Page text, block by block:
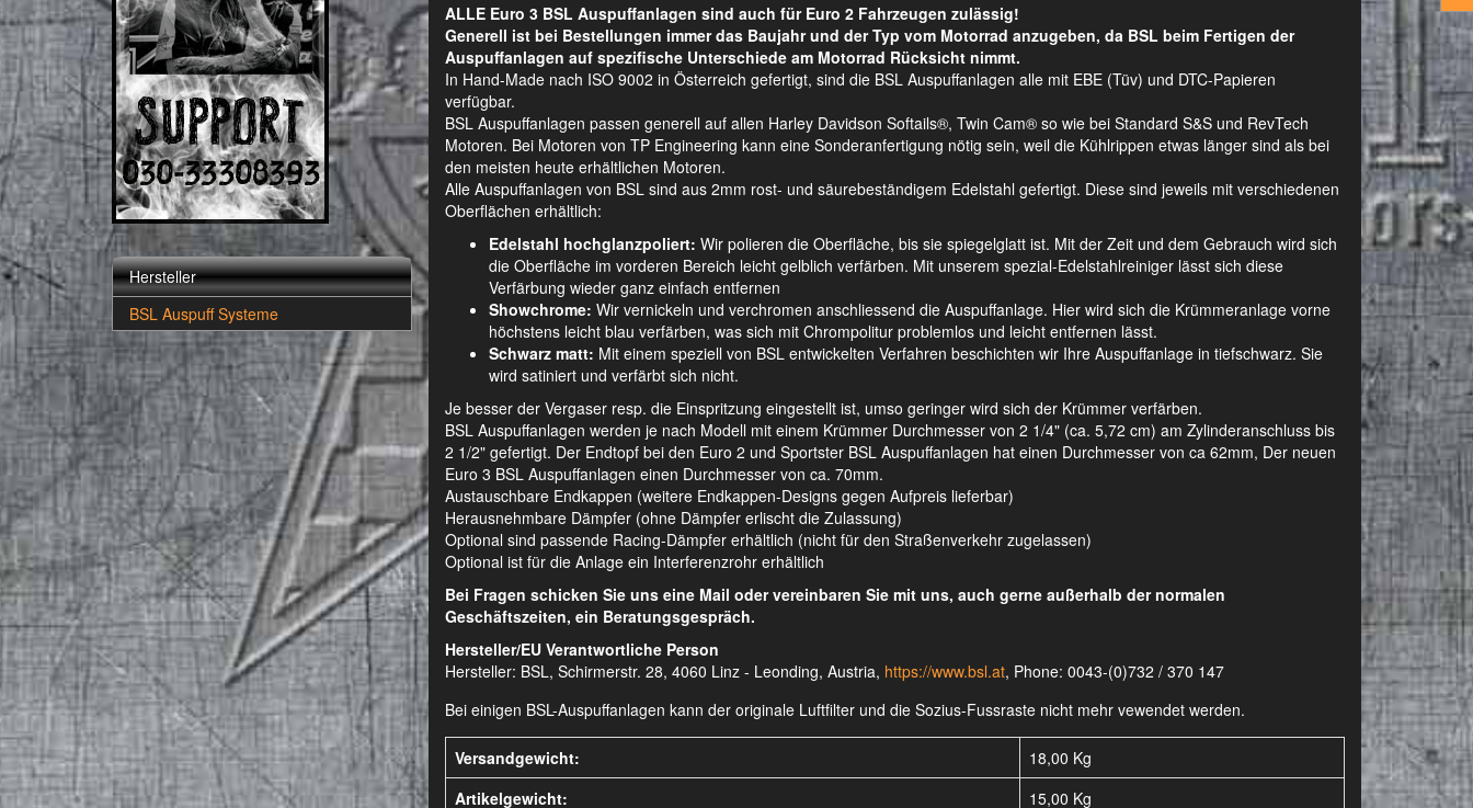
ALLE Euro 3 BSL Auspuffanlagen sind auch für Euro 2 Fahrzeugen zulässig!
Generell ist bei Bestellungen immer das Baujahr und der Typ vom Motorrad anzugeben, da BSL beim Fertigen der
Auspuffanlagen auf spezifische Unterschiede am Motorrad Rücksicht nimmt.
In Hand-Made nach ISO 9002 in Österreich gefertigt, sind die BSL Auspuffanlagen alle mit EBE (Tüv) und DTC-Papieren
verfügbar.
BSL Auspuffanlagen passen generell auf allen Harley Davidson Softails®, Twin Cam® so wie bei Standard S&S und RevTech
Motoren. Bei Motoren von TP Engineering kann eine Sonderanfertigung nötig sein, weil die Kühlrippen etwas länger sind als bei
den meisten heute erhältlichen Motoren.
Alle Auspuffanlagen von BSL sind aus 2mm rost- und säurebeständigem Edelstahl gefertigt. Diese sind jeweils mit verschiedenen
Oberflächen erhältlich:
Edelstahl hochglanzpoliert: Wir polieren die Oberfläche, bis sie spiegelglatt ist. Mit der Zeit und dem Gebrauch wird sich
die Oberfläche im vorderen Bereich leicht gelblich verfärben. Mit unserem spezial-Edelstahlreiniger lässt sich diese
Verfärbung wieder ganz einfach entfernen
Showchrome: Wir vernickeln und verchromen anschliessend die Auspuffanlage. Hier wird sich die Krümmeranlage vorne
höchstens leicht blau verfärben, was sich mit Chrompolitur problemlos und leicht entfernen lässt.
Schwarz matt: Mit einem speziell von BSL entwickelten Verfahren beschichten wir Ihre Auspuffanlage in tiefschwarz. Sie
wird satiniert und verfärbt sich nicht.
Je besser der Vergaser resp. die Einspritzung eingestellt ist, umso geringer wird sich der Krümmer verfärben.
BSL Auspuffanlagen werden je nach Modell mit einem Krümmer Durchmesser von 2 1/4" (ca. 5,72 cm) am Zylinderanschluss bis
2 1/2" gefertigt. Der Endtopf bei den Euro 2 und Sportster BSL Auspuffanlagen hat einen Durchmesser von ca 62mm, Der neuen
Euro 3 BSL Auspuffanlagen einen Durchmesser von ca. 70mm.
Austauschbare Endkappen (weitere Endkappen-Designs gegen Aufpreis lieferbar)
Herausnehmbare Dämpfer (ohne Dämpfer erlischt die Zulassung)
Optional sind passende Racing-Dämpfer erhältlich (nicht für den Straßenverkehr zugelassen)
Optional ist für die Anlage ein Interferenzrohr erhältlich
Bei Fragen schicken Sie uns eine Mail oder vereinbaren Sie mit uns, auch gerne außerhalb der normalen
Geschäftszeiten, ein Beratungsgespräch.
Hersteller/EU Verantwortliche Person
Hersteller: BSL, Schirmerstr. 28, 4060 Linz - Leonding, Austria, https://www.bsl.at, Phone: 0043-(0)732 / 370 147
Bei einigen BSL-Auspuffanlagen kann der originale Luftfilter und die Sozius-Fussraste nicht mehr vewendet werden.
Versandgewicht:
18,00 Kg
Artikelgewicht:
15,00 Kg
Hersteller
BSL Auspuff Systeme